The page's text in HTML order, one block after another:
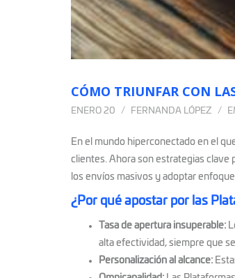
CÓMO TRIUNFAR CON
ENERO 20 FERNANDA LÓPEZ
En el mundo hiperconectado en el
clientes. Ahora son estrategias clave
los envíos masivos y adoptar
¿Por qué apostar por las
Tasa de apertura insuperable:
alta efectividad, siempre que
Personalización al alcance: